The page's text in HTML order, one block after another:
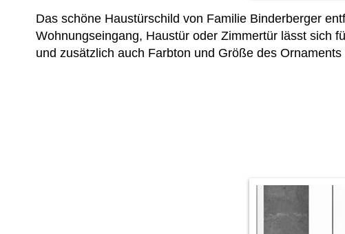
Das schöne Haustürschild von Familie Binderberger
Wohnungseingang, Haustür oder Zimmertür lässt sich
und zusätzlich auch Farbton und Größe des